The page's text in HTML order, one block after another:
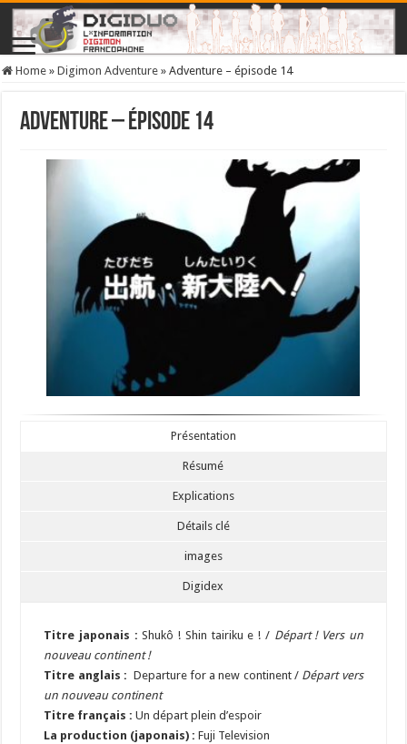
Home » Digimon Adventure » Adventure – épisode 14
Adventure – épisode 14
Présentation
Résumé
Explications
Détails clé
images
Digidex
Titre japonais :Shukô ! Shin tairiku e ! / Départ ! Vers un
nouveau continent !
Titre anglais : Departure for a new continent / Départ vers
un nouveau continent
Titre français :Un départ plein d’espoir
La production (japonais) : Fuji Television